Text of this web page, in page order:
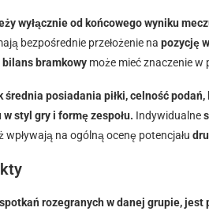
wyłącznie od końcowego wyniku
bezpośrednie przełożenie na pozycję
bilans bramkowy może mieć znaczenie
posiadania piłki, celność
styl gry i formę zespołu. Indywidualne
wpływają na ogólną ocenę potencjału
rozegranych w danej grupie,